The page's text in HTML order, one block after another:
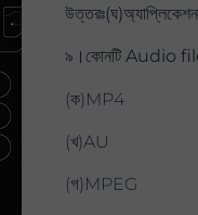
৯।কোনটি Audio
(ক)MP4
(খ)AU
(গ)MPEG